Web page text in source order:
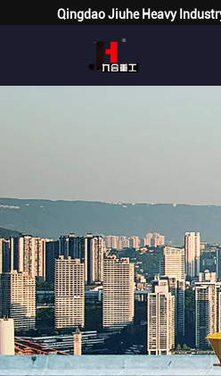
Qingdao Jiuhe Heavy